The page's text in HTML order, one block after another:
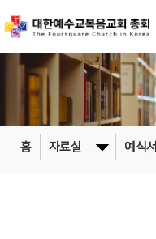
홈 자료실 예식서